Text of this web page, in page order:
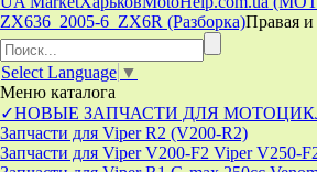
ZX636_2005-6_ZX6R (Разборка)Правая и
Select Language ▼
Меню каталога
✓НОВЫЕ ЗАПЧАСТИ ДЛЯ
Запчасти для Viper R2 (V200-R2)
Запчасти для Viper V200-F2 Viper V250-